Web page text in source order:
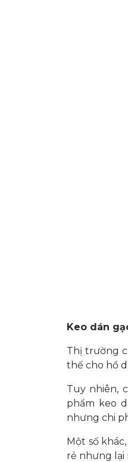
Keo dán
Thị trường
thế cho hồ
Tuy nhiên,
phẩm keo
nhưng chi
Một số
rẻ nhưng lại